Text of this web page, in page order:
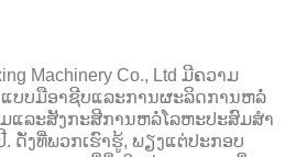
Machinery Co., Ltd ມີຄວາມ
ບບມືອາຊີບແລະການຜະລິດການຫລໍ່
ແລະສັງກະສີການຫລໍ່ໂລຫະປະສົມສໍາ
ດັ່ງທີ່ພວກເຮົາຮູ້, ພຽງແຕ່ປະກອບ